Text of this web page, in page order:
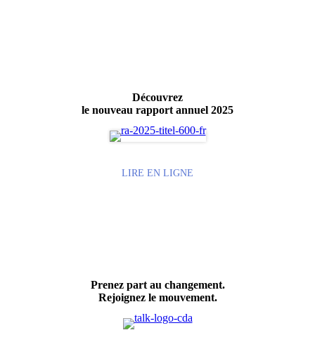
Découvrez
le nouveau rapport annuel 2025
LIRE EN LIGNE
Prenez part au changement.
Rejoignez le mouvement.